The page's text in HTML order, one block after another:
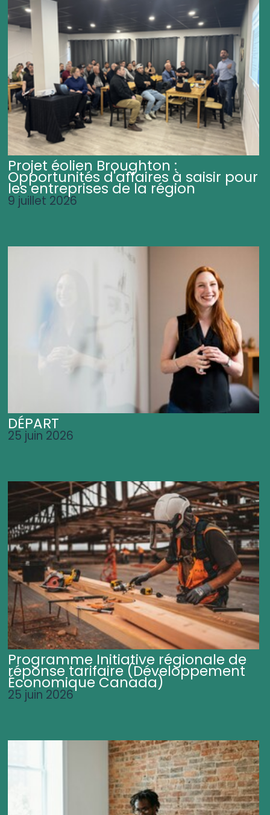
Projet éolien Broughton :
Opportunités d'affaires à saisir pour
les entreprises de la région
9 juillet 2026
DÉPART
25 juin 2026
Programme Initiative régionale de
réponse tarifaire (Développement
Économique Canada)
25 juin 2026